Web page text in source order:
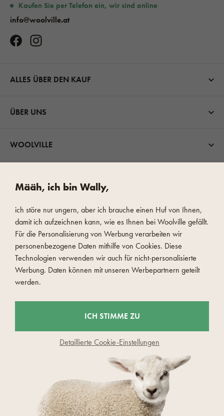
Kaufen Sie per Telefon ein, wir sind online
info@woolville.at
ALLES ÜBER DEN KAUF
ÜBER UNS
WOOLVILLE
SCHNELLE UND SICHERE ZAHLUNG
© 2026 Woolville.at - Czech Wool company s.r.o
Cookies-Einstellungen
Datenschutzerklärung Impressum
Den Shop haben wir von wpj.cz
Määh, ich bin Wally,
ich störe nur ungern, aber ich brauche einen Huf von Ihnen,
damit ich aufzeichnen kann, wie es Ihnen bei Woolville gefällt.
Für die Personalisierung von Werbung verarbeiten wir
personenbezogene Daten mithilfe von Cookies. Diese
Technologien verwenden wir auch für nicht-personalisierte
Werbung. Daten können mit unseren Werbepartnern geteilt
werden.
Detaillierte Cookie-Einstellungen
ICH STIMME ZU